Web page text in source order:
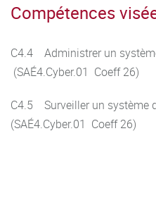
Compétences
C4.4 Administrer un
(SAÉ4.Cyber.01 Coeff 26)
C4.5 Surveiller un système
(SAÉ4.Cyber.01 Coeff 26)